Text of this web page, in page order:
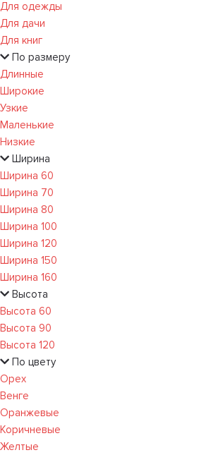
Для одежды
Для дачи
Для книг
По размеру
Длинные
Широкие
Узкие
Маленькие
Низкие
Ширина
Ширина 60
Ширина 70
Ширина 80
Ширина 100
Ширина 120
Ширина 150
Ширина 160
Высота
Высота 60
Высота 90
Высота 120
По цвету
Орех
Венге
Оранжевые
Коричневые
Желтые